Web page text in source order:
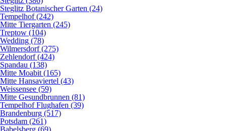
Steglitz Botanischer Garten (24)
Tempelhof (242)
Mitte Tiergarten (245)
Treptow (104)
Wedding (78)
Wilmersdorf (275)
Zehlendorf (424)
Spandau (138)
Mitte Moabit (165)
Mitte Hansaviertel (43)
Weissensee (59)
Mitte Gesundbrunnen (81)
Tempelhof Flughafen (39)
Brandenburg (517)
Potsdam (261)
Babelsberg (69)